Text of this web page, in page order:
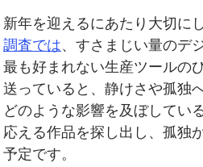
新年を迎えるにあたり 大切に
調査では、 すさまじい量のデ
最も好まれない生産ツールの
送っていると、 静けさや孤独
どのような影響を及ぼしてい
応える作品を探し出し、 孤独
予定です。